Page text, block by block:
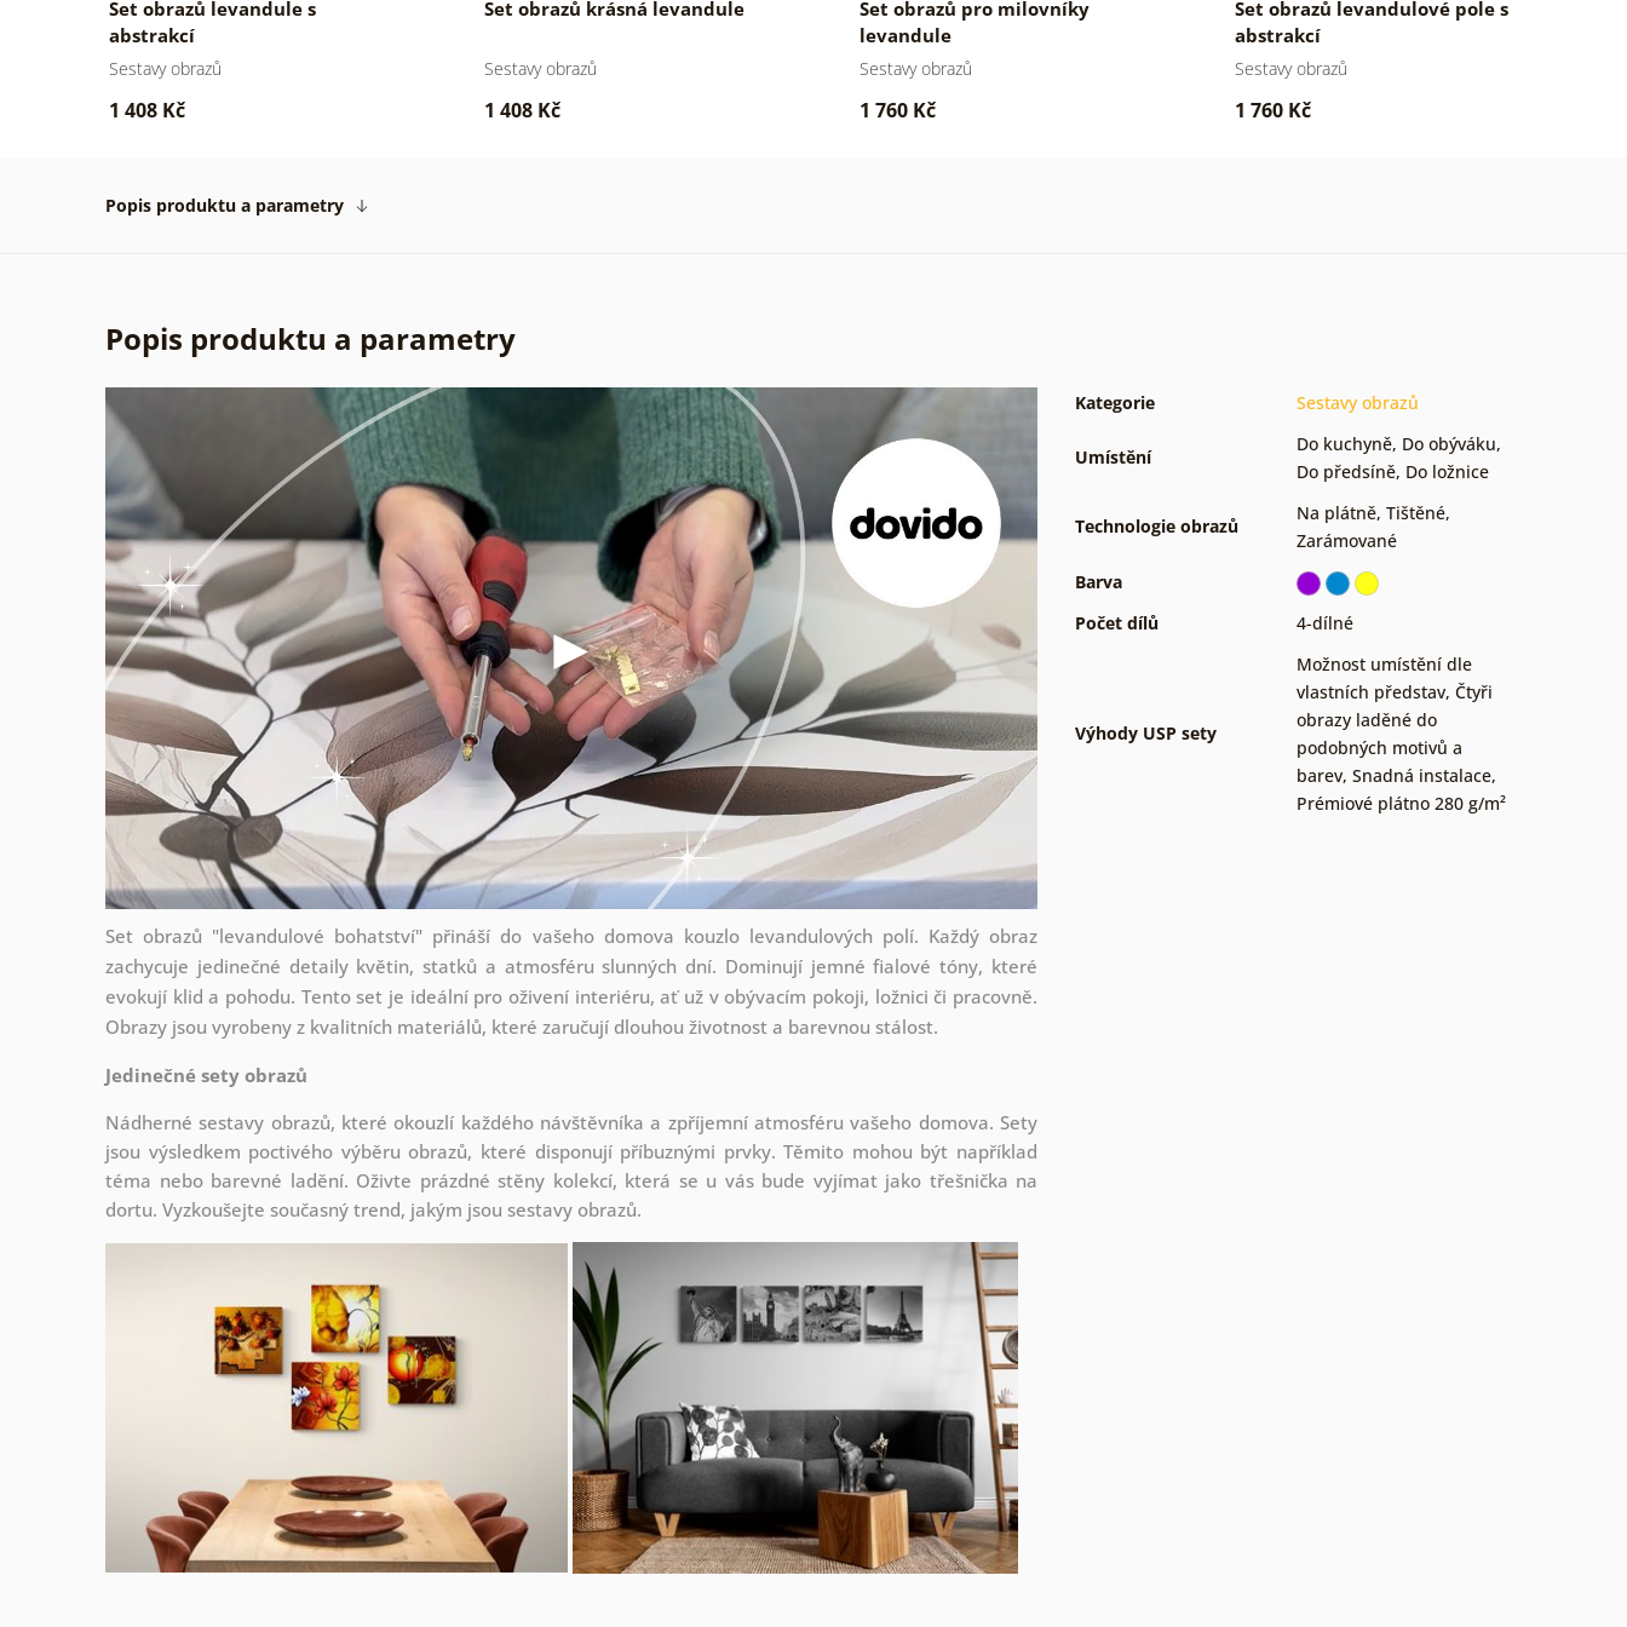
Set obrazů levandule s
abstrakcí
Sestavy obrazů
1 408 Kč
Set obrazů krásná levandule
Sestavy obrazů
1 408 Kč
Set obrazů pro milovníky
levandule
Sestavy obrazů
1 760 Kč
Set obrazů levandulové pole s
abstrakcí
Sestavy obrazů
1 760 Kč
Popis produktu a parametry
Popis produktu a parametry
Set obrazů "levandulové bohatství" přináší do vašeho domova kouzlo levandulových polí. Každý obraz
zachycuje jedinečné detaily květin, statků a atmosféru slunných dní. Dominují jemné fialové tóny, které
evokují klid a pohodu. Tento set je ideální pro oživení interiéru, ať už v obývacím pokoji, ložnici či pracovně.
Obrazy jsou vyrobeny z kvalitních materiálů, které zaručují dlouhou životnost a barevnou stálost.
Jedinečné sety obrazů
Nádherné sestavy obrazů, které okouzlí každého návštěvníka a zpříjemní atmosféru vašeho domova. Sety
jsou výsledkem poctivého výběru obrazů, které disponují příbuznými prvky. Těmito mohou být například
téma nebo barevné ladění. Oživte prázdné stěny kolekcí, která se u vás bude vyjímat jako třešnička na
dortu. Vyzkoušejte současný trend, jakým jsou sestavy obrazů.
Kategorie Sestavy obrazů
Umístění
Do kuchyně, Do obýváku,
Do předsíně, Do ložnice
Technologie obrazů
Na plátně, Tištěné,
Zarámované
Barva
Počet dílů
4-dílné
Výhody USP sety
Možnost umístění dle
vlastních představ, Čtyři
obrazy laděné do
podobných motivů a
barev, Snadná instalace,
Prémiové plátno 280 g/m²